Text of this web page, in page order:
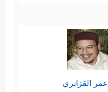
عمر القزابري